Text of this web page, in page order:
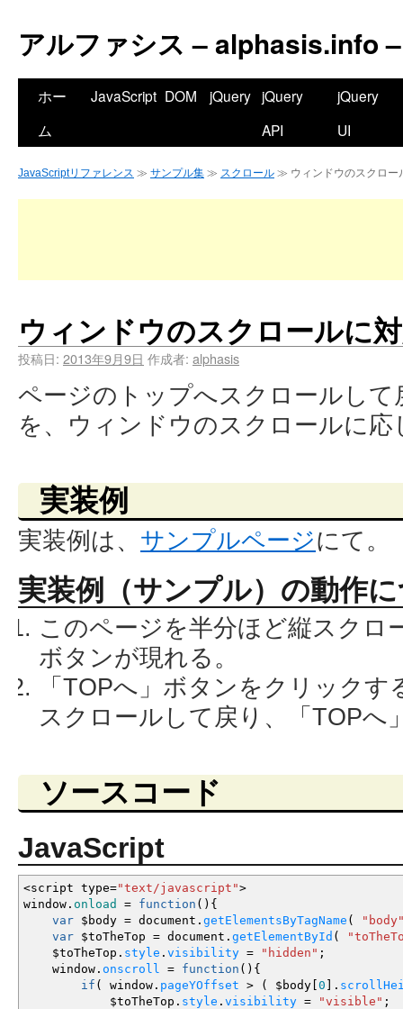
アルファシス – alphasis.info –
ホー
ム
JavaScript DOM jQuery jQuery
API
jQuery
UI
JavaScriptリファレンス ≫ サンプル集 ≫ スクロール ≫ ウィンドウのスクロー
ウィンドウのスクロールに
投稿日: 2013年9月9日 作成者: alphasis
ページのトップへスクロールし
を、ウィンドウのスクロールに
実装例
実装例は、 サンプルページにて。
実装例（サンプル）の動作
このページを半分ほど縦スクロ
ボタンが現れる。
「TOPへ」ボタンをクリック
スクロールして戻り、「TOPへ
ソースコード
JavaScript
<script type="text/javascript">
window. onload = function ( ) {
var $body = document. getElementsByTagName (
var $toTheTop = document. getElementById (
$toTheTop. style . visibility = "hidden" ;
window. onscroll = function ( ) {
if ( window. pageYOffset > ( $body 0 .
$toTheTop. style . visibility = "visible" ;